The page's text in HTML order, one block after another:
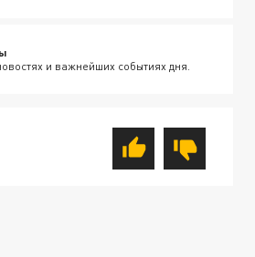
и важнейших событиях дня.